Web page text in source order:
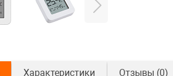
Характеристики Отзывы (0)